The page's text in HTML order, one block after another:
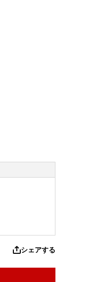
シェアする